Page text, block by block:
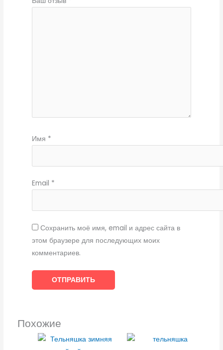
Имя *
Email *
Сохранить моё имя, email и адрес сайта в
этом браузере для последующих моих
комментариев.
Похожие